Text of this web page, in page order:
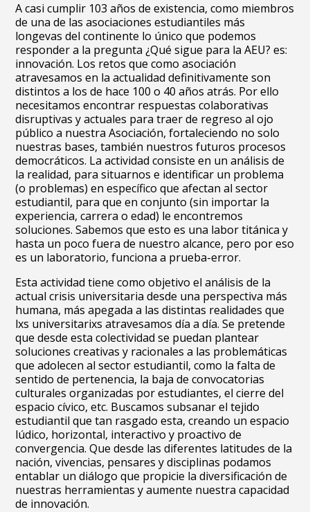
A casi cumplir 103 años de existencia, como miembros
de una de las asociaciones estudiantiles más
longevas del continente lo único que podemos
responder a la pregunta ¿Qué sigue para la AEU? es:
innovación. Los retos que como asociación
atravesamos en la actualidad definitivamente son
distintos a los de hace 100 o 40 años atrás. Por ello
necesitamos encontrar respuestas colaborativas
disruptivas y actuales para traer de regreso al ojo
público a nuestra Asociación, fortaleciendo no solo
nuestras bases, también nuestros futuros procesos
democráticos. La actividad consiste en un análisis de
la realidad, para situarnos e identificar un problema
(o problemas) en específico que afectan al sector
estudiantil, para que en conjunto (sin importar la
experiencia, carrera o edad) le encontremos
soluciones. Sabemos que esto es una labor titánica y
hasta un poco fuera de nuestro alcance, pero por eso
es un laboratorio, funciona a prueba-error.
Esta actividad tiene como objetivo el análisis de la
actual crisis universitaria desde una perspectiva más
humana, más apegada a las distintas realidades que
lxs universitarixs atravesamos día a día. Se pretende
que desde esta colectividad se puedan plantear
soluciones creativas y racionales a las problemáticas
que adolecen al sector estudiantil, como la falta de
sentido de pertenencia, la baja de convocatorias
culturales organizadas por estudiantes, el cierre del
espacio cívico, etc. Buscamos subsanar el tejido
estudiantil que tan rasgado esta, creando un espacio
lúdico, horizontal, interactivo y proactivo de
convergencia. Que desde las diferentes latitudes de la
nación, vivencias, pensares y disciplinas podamos
entablar un diálogo que propicie la diversificación de
nuestras herramientas y aumente nuestra capacidad
de innovación.